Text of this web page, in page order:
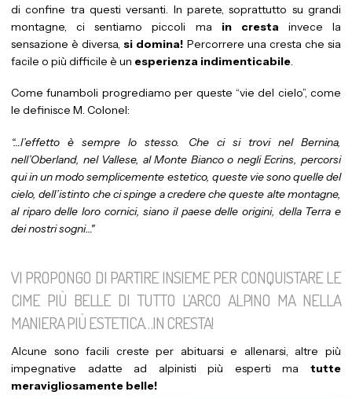
di confine tra questi versanti. In parete, soprattutto su grandi
montagne, ci sentiamo piccoli ma in crestainvece la
sensazione è diversa,si domina! Percorrere una cresta che sia
facile o più difficile è un esperienza indimenticabile.
Come funamboli progrediamo per queste “vie del cielo”, come
le definisce M. Colonel:
“…l’effetto è sempre lo stesso. Che ci si trovi nel Bernina,
nell’Oberland, nel Vallese, al Monte Bianco o negli Ecrins, percorsi
qui in un modo semplicemente estetico, queste vie sono quelle del
cielo, dell’istinto che ci spinge a credere che queste alte montagne,
al riparo delle loro cornici, siano il paese delle origini, della Terra e
dei nostri sogni…"
VI PROPONGO DI PARTIRE INSIEME PER CONQUISTARE LE
CIME PIÙ BELLE DI TUTTO L’ARCO ALPINO MA NELLA
MANIERA PIÙ ESTETICA…IN CRESTA!
Alcune sono facili creste per abituarsi e allenarsi, altre più
impegnative adatte ad alpinisti più esperti ma tutte
meravigliosamente belle!